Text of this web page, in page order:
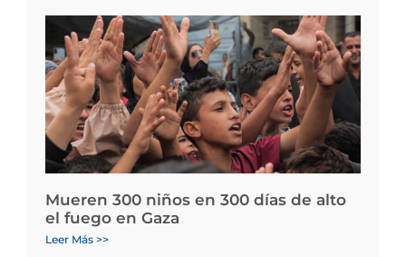
Mueren 300 niños en 300 días de alto
el fuego en Gaza
Leer Más >>